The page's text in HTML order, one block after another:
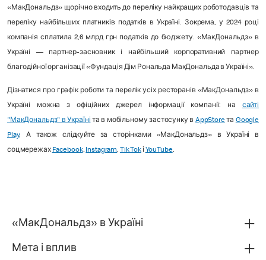
«МакДональдз» щорічно входить до переліку найкращих роботодавців та
переліку найбільших платників податків в Україні. Зокрема, у 2024 році
компанія сплатила 2,6 млрд грн податків до бюджету. «МакДональдз» в
Україні — партнер-засновник і найбільший корпоративний партнер
благодійної організації «Фундація Дім Рональда МакДональда в Україні».
Дізнатися про графік роботи та перелік усіх ресторанів «МакДональдз» в
Україні можна з офіційних джерел інформації компанії: на сайті
"МакДональдз" в Україні та в мобільному застосунку в AppStore та Google
Play. А також слідкуйте за сторінками «МакДональдз» в Україні в
соцмережах Facebook, Instagram, Tik Tokі YouTube.
«МакДональдз» в Україні
Мета і вплив